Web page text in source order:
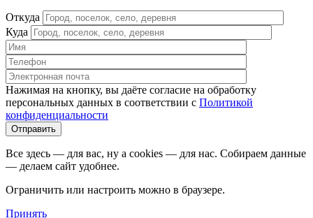
Откуда
Куда
Нажимая на кнопку, вы даёте согласие на обработку
персональных данных в соответствии c Политикой
конфиденциальности
Все здесь — для вас, ну а cookies — для нас. Собираем данные
— делаем сайт удобнее.
Ограничить или настроить можно в браузере.
Принять